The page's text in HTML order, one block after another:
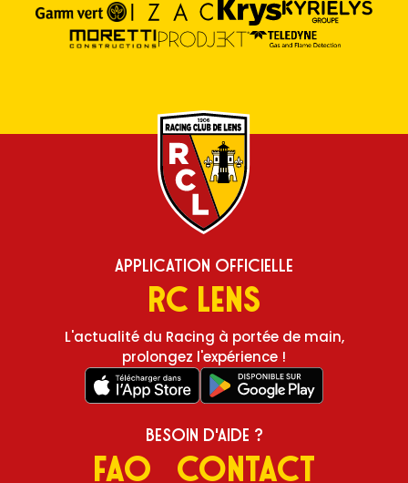
Application Officielle
RC Lens
L'actualité du Racing à portée de main,
prolongez l'expérience !
Besoin d'aide ?
FAQ Contact